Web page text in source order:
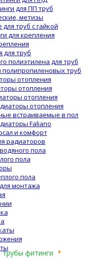
для ПП труб
метизы
труб с гайкой
для крепления
для труб
полиэтилена для труб
полипропиленовых труб
отопления
отопления
отопления
отопления
встраиваемые в пол
Faliano
и комфорт
радиаторов
пола
пола
пола
монтажа
фитинги